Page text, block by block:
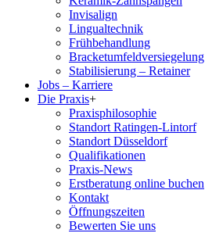
Invisalign
Lingualtechnik
Frühbehandlung
Bracketumfeldversiegelung
Stabilisierung – Retainer
Jobs – Karriere
Die Praxis+
Praxisphilosophie
Standort Ratingen-Lintorf
Standort Düsseldorf
Qualifikationen
Praxis-News
Erstberatung online buchen
Kontakt
Öffnungszeiten
Bewerten Sie uns